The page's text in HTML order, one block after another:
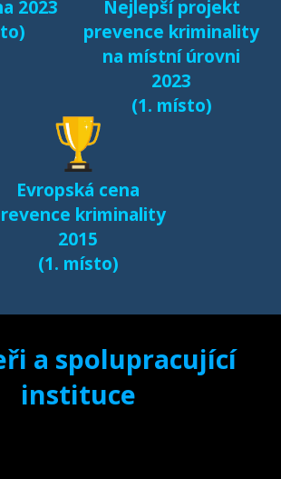
v
jsou k
stránce
vyzkum.
2023
Nejlepší projekt
prevence kriminality
na místní úrovni
2023
(1. místo)
Evropská cena
kriminality
2015
(1. místo)
a spolupracující
instituce